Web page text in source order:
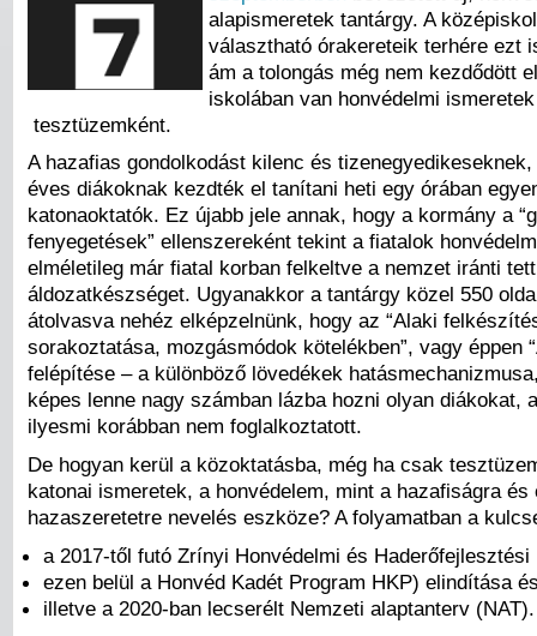
alapismeretek tantárgy. A
választható órakereteik terhére ezt
ám a tolongás még nem kezdődött
iskolában van honvédelmi
tesztüzemként.
A hazafias gondolkodást kilenc és
éves diákoknak kezdték el tanítani heti egy órában
katonaoktatók. Ez újabb jele annak, hogy a kormány a
fenyegetések” ellenszereként tekint a fiatalok
elméletileg már fiatal korban felkeltve a nemzet iránti
áldozatkészséget. Ugyanakkor a tantárgy közel 550
átolvasva nehéz elképzelnünk, hogy az “Alaki
sorakoztatása, mozgásmódok kötelékben”, vagy éppen
felépítése – a különböző lövedékek
képes lenne nagy számban lázba hozni olyan diákokat,
ilyesmi korábban nem foglalkoztatott.
De hogyan kerül a közoktatásba, még ha csak
katonai ismeretek, a honvédelem, mint a hazafiságra és
hazaszeretetre nevelés eszköze? A folyamatban a
a 2017-től futó Zrínyi Honvédelmi és Haderőfejlesztési
ezen belül a Honvéd Kadét Program HKP) elindítása
illetve a 2020-ban lecserélt Nemzeti alaptanterv (NAT).